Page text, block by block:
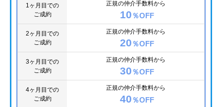
1ヶ月目での
ご成約
正規の仲介手数料から
10 ％OFF
2ヶ月目での
ご成約
正規の仲介手数料から
20 ％OFF
3ヶ月目での
ご成約
正規の仲介手数料から
30 ％OFF
4ヶ月目での
ご成約
正規の仲介手数料から
40 ％OFF